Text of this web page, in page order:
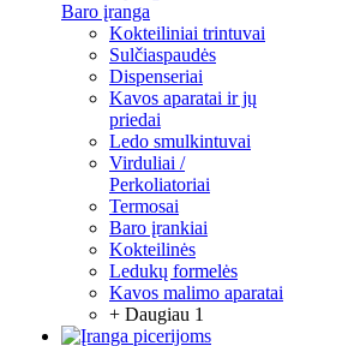
Baro įranga
Kokteiliniai trintuvai
Sulčiaspaudės
Dispenseriai
Kavos aparatai ir jų
priedai
Ledo smulkintuvai
Virduliai /
Perkoliatoriai
Termosai
Baro įrankiai
Kokteilinės
Ledukų formelės
Kavos malimo aparatai
+ Daugiau 1